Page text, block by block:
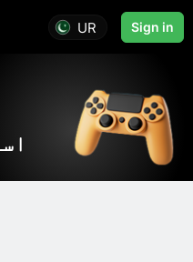
UR Sign in